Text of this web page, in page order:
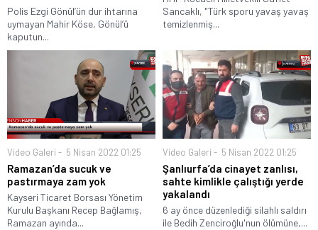
Polis Ezgi Gönül’ün dur ihtarına
uymayan Mahir Köse, Gönül’ü
kaputun...
Sancaklı, "Türk sporu yavaş yavaş
temizlenmiş...
Video Galeri 5 Nisan 2022 01:25
Ramazan’da sucuk ve
pastırmaya zam yok
Kayseri Ticaret Borsası Yönetim
Kurulu Başkanı Recep Bağlamış,
Ramazan ayında...
Video Galeri 5 Nisan 2022 01:25
Şanlıurfa’da cinayet zanlısı,
sahte kimlikle çalıştığı yerde
yakalandı
6 ay önce düzenlediği silahlı saldırı
ile Bedih Zenciroğlu'nun ölümüne,...